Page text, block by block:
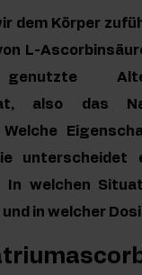
dem Körper
L-
genutzte
also das
Welche
In welchen
in welcher